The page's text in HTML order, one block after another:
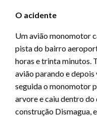
O acidente
Um avião monomotor
pista do bairro
horas e trinta minutos.
avião parando e
seguida o monomotor
arvore e caiu dentro
construção Dismagua,